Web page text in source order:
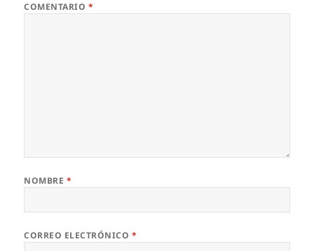
COMENTARIO *
NOMBRE *
CORREO ELECTRÓNICO *